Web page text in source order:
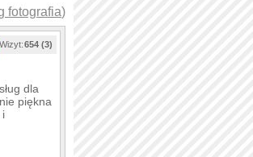
fotografia)
Wizyt:654 (3)
dla
piękna
i